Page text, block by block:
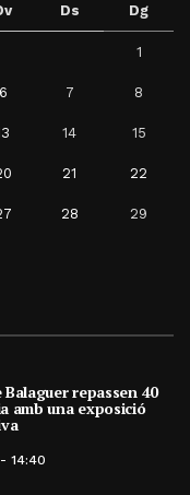
Ds Dg
1
6 7 8
14 15
21 22
28 29
Balaguer repassen 40
amb una exposició
14:40